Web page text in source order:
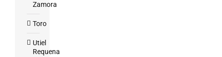
Zamora
Toro
Utiel
Requena